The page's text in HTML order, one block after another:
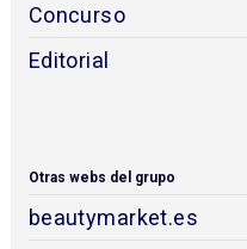
Concurso
Editorial
Otras webs del grupo
beautymarket.es